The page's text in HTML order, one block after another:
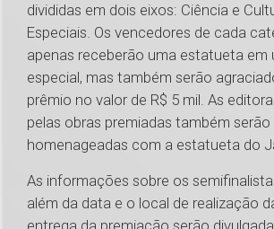
divididas em dois eixos: Ciência e
Especiais. Os vencedores de cada
apenas receberão uma estatueta em
especial, mas também serão
prêmio no valor de R$ 5 mil. As
pelas obras premiadas também serão
homenageadas com a estatueta do
As informações sobre os
além da data e o local de realização